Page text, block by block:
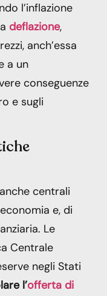
l’inflazione
deflazione,
anch’essa
a un
conseguenze
e sugli
centrali
e, di
Le
Centrale
negli Stati
l’offerta di